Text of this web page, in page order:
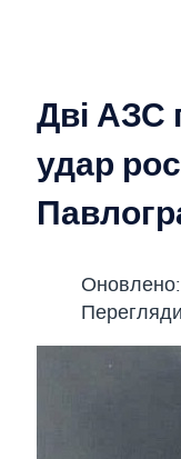
Дві АЗС
удар